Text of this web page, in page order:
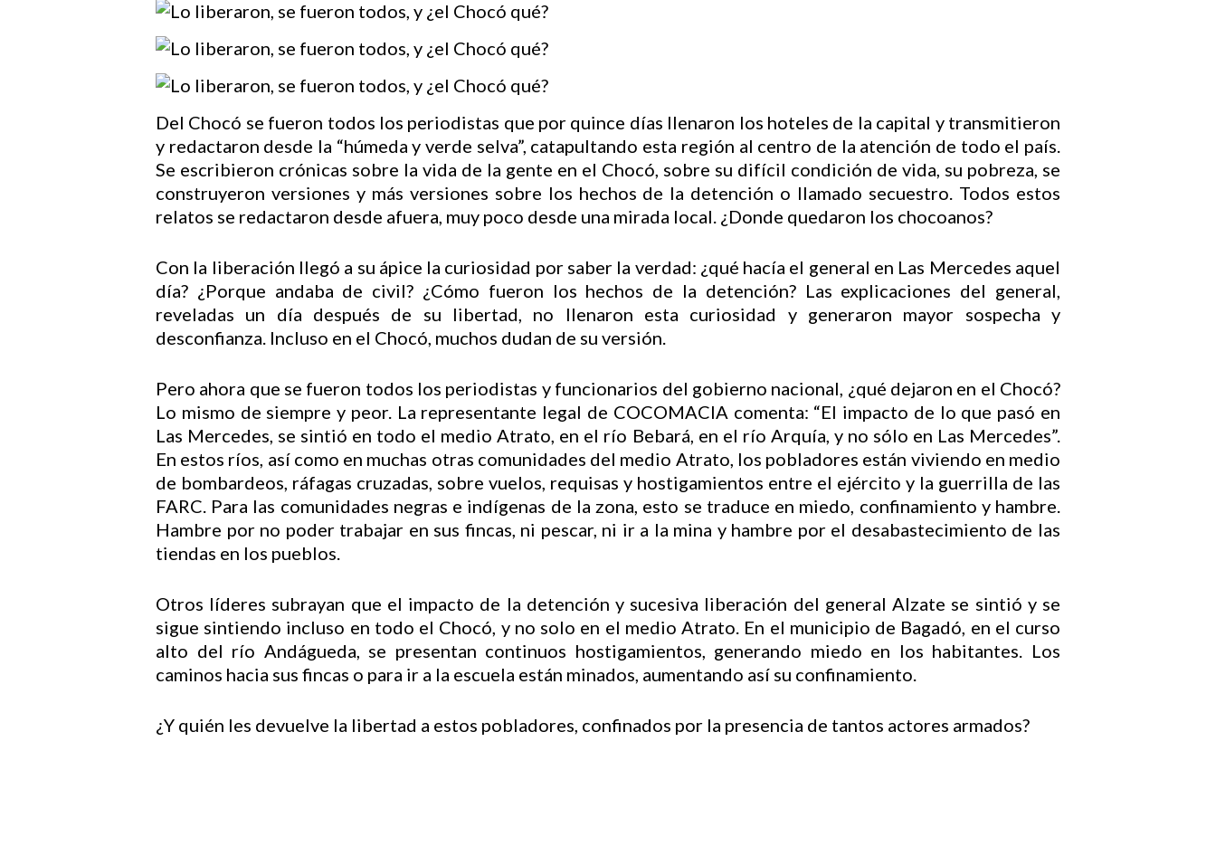
Hit enter to search or ESC to close
Del Chocó se fueron todos los periodistas que por quince días llenaron los hoteles de la capital y transmitieron
y redactaron desde la “húmeda y verde selva”, catapultando esta región al centro de la atención de todo el país.
Se escribieron crónicas sobre la vida de la gente en el Chocó, sobre su difícil condición de vida, su pobreza, se
construyeron versiones y más versiones sobre los hechos de la detención o llamado secuestro. Todos estos
relatos se redactaron desde afuera, muy poco desde una mirada local. ¿Donde quedaron los chocoanos?
Con la liberación llegó a su ápice la curiosidad por saber la verdad: ¿qué hacía el general en Las Mercedes aquel
día? ¿Porque andaba de civil? ¿Cómo fueron los hechos de la detención? Las explicaciones del general,
reveladas un día después de su libertad, no llenaron esta curiosidad y generaron mayor sospecha y
desconfianza. Incluso en el Chocó, muchos dudan de su versión.
Pero ahora que se fueron todos los periodistas y funcionarios del gobierno nacional, ¿qué dejaron en el Chocó?
Lo mismo de siempre y peor. La representante legal de COCOMACIA comenta: “El impacto de lo que pasó en
Las Mercedes, se sintió en todo el medio Atrato, en el río Bebará, en el río Arquía, y no sólo en Las Mercedes”.
En estos ríos, así como en muchas otras comunidades del medio Atrato, los pobladores están viviendo en medio
de bombardeos, ráfagas cruzadas, sobre vuelos, requisas y hostigamientos entre el ejército y la guerrilla de las
FARC. Para las comunidades negras e indígenas de la zona, esto se traduce en miedo, confinamiento y hambre.
Hambre por no poder trabajar en sus fincas, ni pescar, ni ir a la mina y hambre por el desabastecimiento de las
tiendas en los pueblos.
Otros líderes subrayan que el impacto de la detención y sucesiva liberación del general Alzate se sintió y se
sigue sintiendo incluso en todo el Chocó, y no solo en el medio Atrato. En el municipio de Bagadó, en el curso
alto del río Andágueda, se presentan continuos hostigamientos, generando miedo en los habitantes. Los
caminos hacia sus fincas o para ir a la escuela están minados, aumentando así su confinamiento.
¿Y quién les devuelve la libertad a estos pobladores, confinados por la presencia de tantos actores armados?